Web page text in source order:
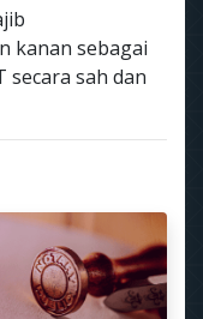
kanan sebagai
secara sah dan